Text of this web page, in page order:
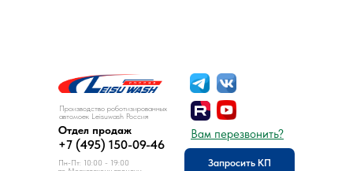
Производство роботизированных
автомоек Leisuwash Россия
+7 (495) 150-09-46
Отдел продаж
Пн-Пт: 10:00 - 19:00
Вам перезвонить?
Запросить КП